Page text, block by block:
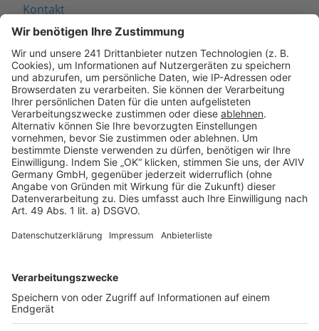
Kontakt
Seitenaufbau
Barrierefreiheit
Cookie Einstellungen
Rechtliches
AGB-Übersicht
Datenschutz
Impressum
Services
Bauprojekt-Quiz
Häuser-Suche